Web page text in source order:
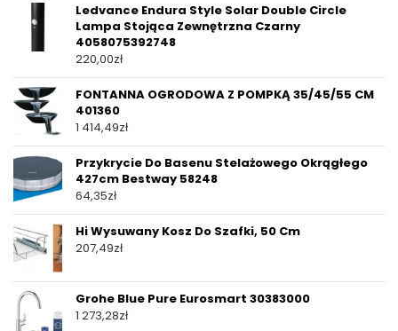
Ledvance Endura Style Solar Double Circle
Lampa Stojąca Zewnętrzna Czarny
4058075392748
220,00zł
FONTANNA OGRODOWA Z POMPKĄ 35/45/55 CM
401360
1 414,49zł
Przykrycie Do Basenu Stelażowego Okrągłego
427cm Bestway 58248
64,35zł
Hi Wysuwany Kosz Do Szafki, 50 Cm
207,49zł
Grohe Blue Pure Eurosmart 30383000
1 273,28zł